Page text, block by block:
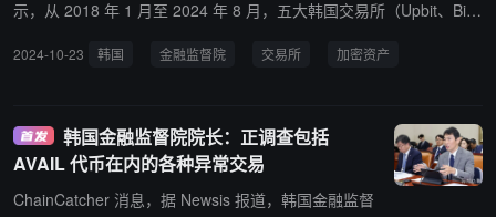
示，从 2018 年 1 月至 2024 年 8 月，五大韩国交易所（Upbit、Bith
517 种（占 34.9%）被下架。 这些被下架的 517 种加密资产的平均
甚至未能坚持一年。上市时间最短的是 2018 年 1 月下架的 DigixDA
O（DGD），其上市时间为 77 天。
2024-10-23 韩国 金融监督院 交易所 加密资产
韩国金融监督院院长：正调查包括
AVAIL 代币在内的各种异常交易
ChainCatcher 消息，据 Newsis 报道，韩国金融监督